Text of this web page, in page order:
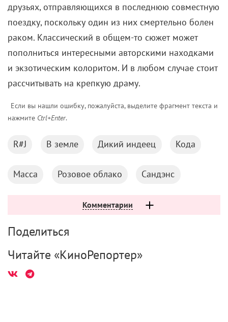
друзьях, отправляющихся в последнюю совместную
поездку, поскольку один из них смертельно болен
раком. Классический в общем-то сюжет может
пополниться интересными авторскими находками
и экзотическим колоритом. И в любом случае стоит
рассчитывать на крепкую драму.
Если вы нашли ошибку, пожалуйста, выделите фрагмент текста и
нажмите Ctrl+Enter.
R#J В земле Дикий индеец Кода
Масса Розовое облако Сандэнс
Комментарии
Поделиться
Читайте «КиноРепортер»